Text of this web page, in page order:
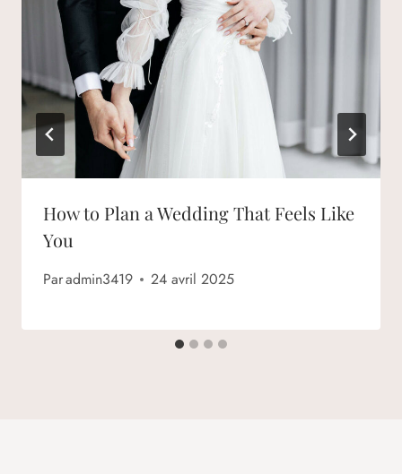
How to Plan a Wedding That Feels Like
You
Paradmin3419 24 avril 2025